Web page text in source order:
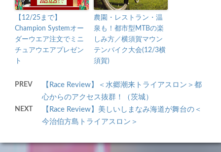
【12/25まで】
Champion Systemオー
ダーウエア注文でミニ
チュアウエアプレゼン
ト
農園・レストラン・温
泉も！都市型MTBの楽
しみ方／横須賀マウン
テンバイク大会(12/3横
須賀)
PREV
【Race Review】＜水郷潮来トライアスロン＞都
心からのアクセス抜群！（茨城）
NEXT
【Race Review】美しいしまなみ海道が舞台の＜
今治伯方島トライアスロン＞